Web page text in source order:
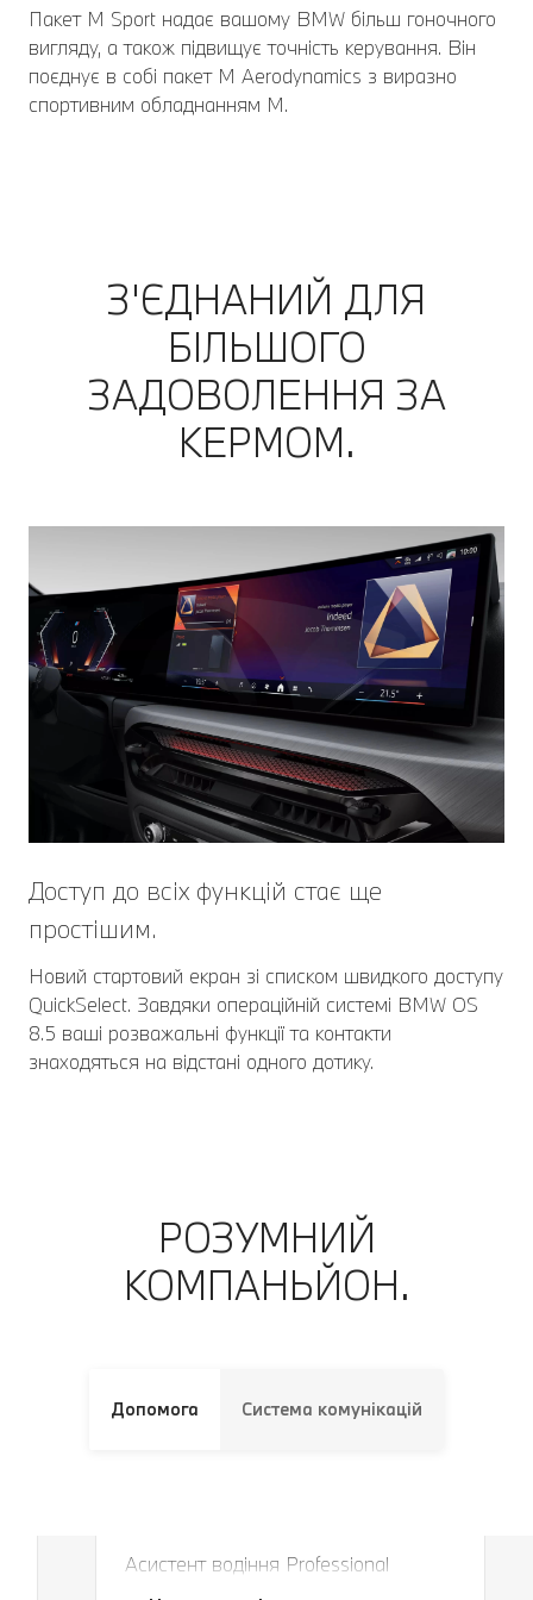
Пакет M Sport надає вашому BMW більш гоночного
вигляду, а також підвищує точність керування. Він
поєднує в собі пакет M Aerodynamics з виразно
спортивним обладнанням M.
З'ЄДНАНИЙ ДЛЯ
БІЛЬШОГО
ЗАДОВОЛЕННЯ ЗА
КЕРМОМ.
Доступ до всіх функцій стає ще
простішим.
Новий стартовий екран зі списком швидкого доступу
QuickSelect. Завдяки операційній системі BMW OS
8.5 ваші розважальні функції та контакти
знаходяться на відстані одного дотику.
РОЗУМНИЙ
КОМПАНЬЙОН.
Допомога Система комунікацій
Завжди в правильній смузі і на
Асистент водіння Professional
безпечно утримує ваш автомобіль у